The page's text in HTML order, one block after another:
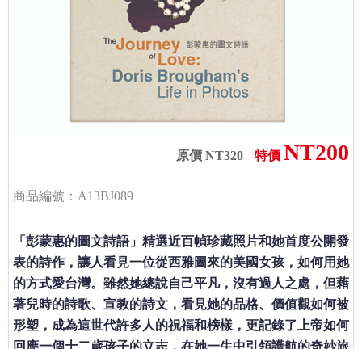
原價 NT320 特價 NT200
商品編號：A13BJ089
「彭蒙惠的圖文詩語」精選近百幀珍藏照片和她首度公開發
表的詩作，讓人看見一位從西雅圖來的美國女孩，如何用她
的方式愛台灣。雖然她總說自己平凡，沒有過人之處，但藉
著兒時的詩歌、宣教的詩文，看見她的品格、價值觀如何被
形塑，成為這世代許多人的祝福和榜樣，更記錄了上帝如何
回應一個十二歲孩子的立志，在她一生中引領護航的奇妙旅